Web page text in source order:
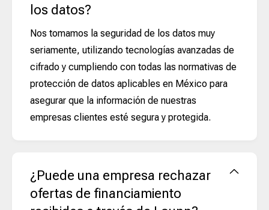
los datos?
Nos tomamos la seguridad de los datos muy
seriamente, utilizando tecnologías avanzadas de
cifrado y cumpliendo con todas las normativas de
protección de datos aplicables en México para
asegurar que la información de nuestras
empresas clientes esté segura y protegida.
¿Puede una empresa rechazar
ofertas de financiamiento